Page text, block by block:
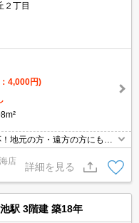
２丁目
4,000円)
地元の方・遠方の方にも公
店
詳細を見る
駅 3階建 築18年